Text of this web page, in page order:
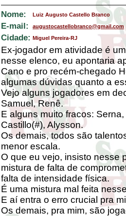
Nome: Luiz Augusto Castello Branco
E-mail: augustocastellobranco@gmail.com
Cidade: Miguel Pereira-RJ
Ex-jogador em atividade é
nesse elenco, eu apontaria
Cano e pro recém-chegado
algumas dúvidas quanto a
Vejo alguns jogadores em
Samuel, Renê.
E alguns muito fracos:
Castillo(#), Alysson.
Os demais, todos são
menor escala.
O que eu vejo, insisto nesse
mistura de falta de
falta de intensidade física.
É uma mistura mal feita
E aí entra o erro crucial pra
Os demais, pra mim, são